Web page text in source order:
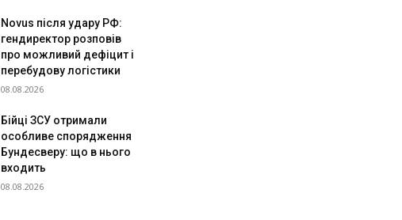
Novus після удару РФ:
гендиректор розповів
про можливий дефіцит і
перебудову логістики
08.08.2026
Бійці ЗСУ отримали
особливе спорядження
Бундесверу: що в нього
входить
08.08.2026